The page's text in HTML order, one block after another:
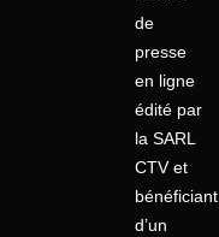
de
presse
en ligne
édité par
la SARL
CTV et
bénéficiant
d’un